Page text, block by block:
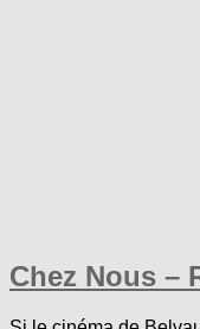
Chez Nous –